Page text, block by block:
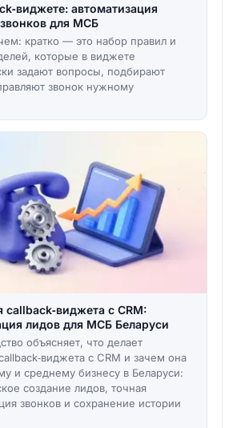
автоматизация
для МСБ
кратко — это набор правил и
которые в виджете
задают вопросы, подбирают
звонок нужному
callback‑виджета с CRM:
лидов для МСБ Беларуси
объясняет, что делает
с CRM и зачем она
и среднему бизнесу в Беларуси:
создание лидов, точная
звонков и сохранение истории